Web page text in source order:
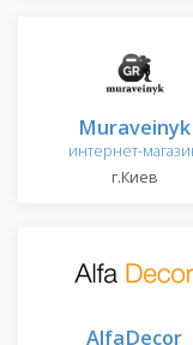
Muraveinyk
интернет-
г.Киев
AlfaDecor